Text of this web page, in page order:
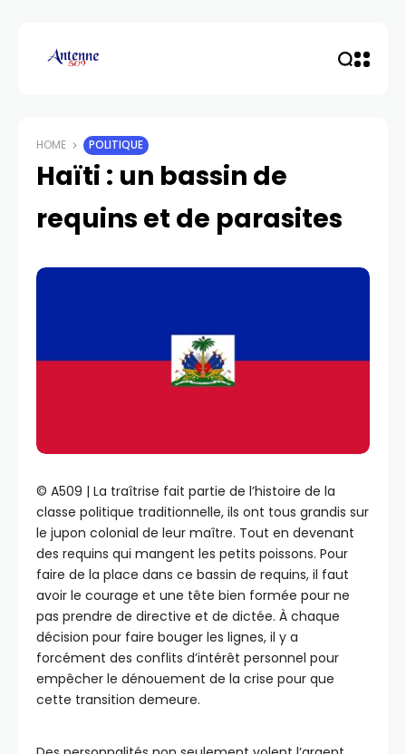
HOME POLITIQUE
Haïti : un bassin de
requins et de parasites
©️ A509 | La traîtrise fait partie de l’histoire de la
classe politique traditionnelle, ils ont tous grandis sur
le jupon colonial de leur maître. Tout en devenant
des requins qui mangent les petits poissons. Pour
faire de la place dans ce bassin de requins, il faut
avoir le courage et une tête bien formée pour ne
pas prendre de directive et de dictée. À chaque
décision pour faire bouger les lignes, il y a
forcément des conflits d’intérêt personnel pour
empêcher le dénouement de la crise pour que
cette transition demeure.